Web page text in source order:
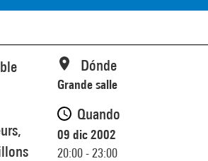
Dónde
Grande salle
Quando
09 dic 2002
20:00 - 23:00